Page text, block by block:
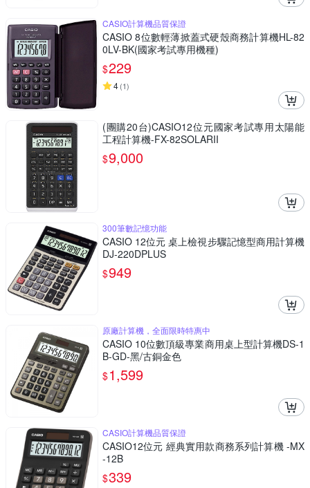
CASIO計算機品質保證
CASIO 8位數輕薄掀蓋式硬殼商務計算機HL-82
0LV-BK(國家考試專用機種)
$229
4(1)
(團購20台)CASIO12位元國家考試專用太陽能
工程計算機-FX-82SOLARII
$9,000
300筆數記憶功能
CASIO 12位元 桌上檢視步驟記憶型商用計算機
DJ-220DPLUS
$949
原廠計算機，全面限時特惠中
CASIO 10位數頂級專業商用桌上型計算機DS-1
B-GD-黑/古銅金色
$1,599
CASIO計算機品質保證
CASIO12位元 經典實用款商務系列計算機 -MX
-12B
$339